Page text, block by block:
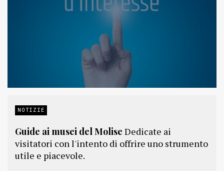
NOTIZIE
Guide ai musei del Molise Dedicate ai
visitatori con l'intento di offrire uno strumento
utile e piacevole.